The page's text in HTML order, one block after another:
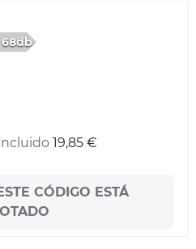
68db
19,85 €
CÓDIGO ESTÁ